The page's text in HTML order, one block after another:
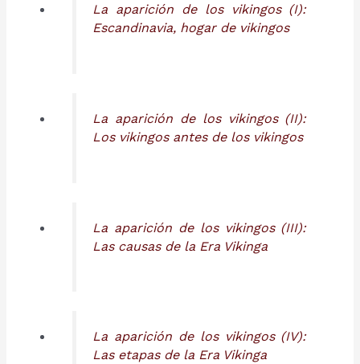
La aparición de los vikingos (I):
Escandinavia, hogar de vikingos
La aparición de los vikingos (II):
Los vikingos antes de los vikingos
La aparición de los vikingos (III):
Las causas de la Era Vikinga
La aparición de los vikingos (IV):
Las etapas de la Era Vikinga